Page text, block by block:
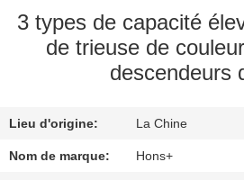
VISITE
D'USINE
DE
QUALITÉ
3 types de capacité
de trieuse de
descendeurs
Lieu d'origine: La Chine
Nom de marque: Hons+